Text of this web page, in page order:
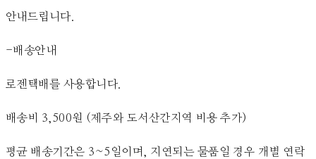
안내드립니다.
-배송안내
로젠택배를 사용합니다.
배송비 3,500원 (제주와 도서산간지역 비용 추가)
평균 배송기간은 3~5일이며, 지연되는 물품일 경우 개별 연락